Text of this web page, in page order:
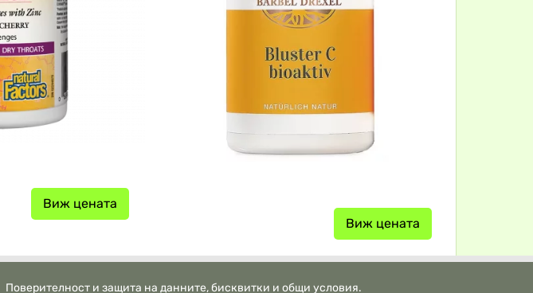
Виж цената
Виж цената
Поверителност и защита на данните, бисквитки и общи условия.